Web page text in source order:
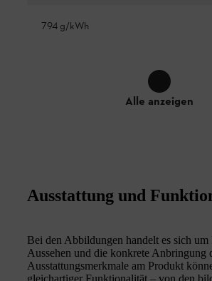
794 g/kWh
Alle anzeigen
Ausstattung und
Bei den Abbildungen handelt es sich um
Aussehen und die konkrete Anbringung
Ausstattungsmerkmale am Produkt
gleichartiger Funktionalität – von den